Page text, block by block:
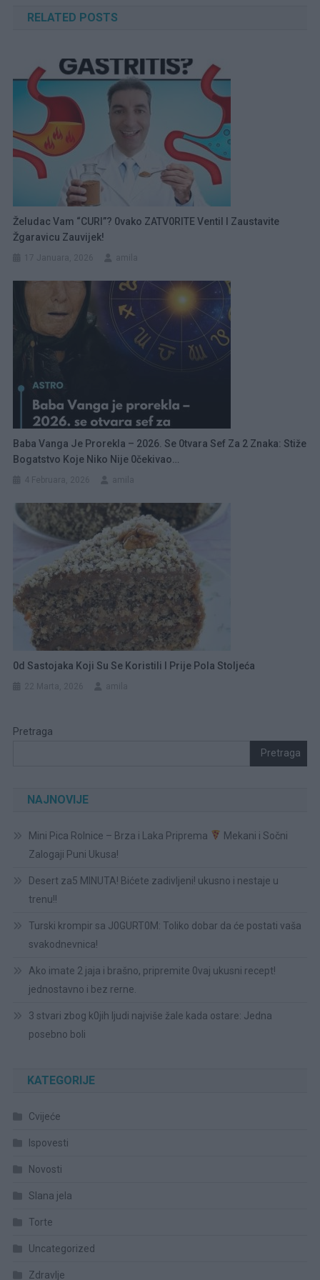
RELATED POSTS
Želudac Vam “CURI”? 0vako ZATV0RITE Ventil I Zaustavite
Žgaravicu Zauvijek!
Baba Vanga Je Prorekla – 2026. Se 0tvara Sef Za 2 Znaka: Stiže
Bogatstvo Koje Niko Nije 0čekivao…
0d Sastojaka Koji Su Se Koristili I Prije Pola Stoljeća
Pretraga
Pretraga
NAJNOVIJE
Mini Pica Rolnice – Brza i Laka Priprema
Mekani i Sočni
Zalogaji Puni Ukusa!
Desert za5 MINUTA! Bićete zadivljeni! ukusno i nestaje u
trenu!!
Turski krompir sa J0GURT0M: Toliko dobar da će postati vaša
svakodnevnica!
Ako imate 2 jaja i brašno, pripremite 0vaj ukusni recept!
jednostavno i bez rerne.
3 stvari zbog k0jih ljudi najviše žale kada ostare: Jedna
posebno boli
KATEGORIJE
Cvijeće
Ispovesti
Novosti
Slana jela
Torte
Uncategorized
Zdravlje